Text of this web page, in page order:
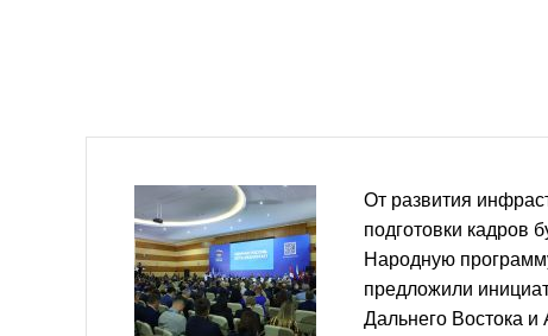
От развития
подготовки кадров
Народную
предложили
Дальнего Востока и